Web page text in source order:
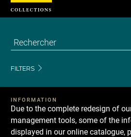
FILTERS
INFORMATION
Due to the complete redesign of
management tools, some of the
displayed in our online catalogue,
Cookies management panel